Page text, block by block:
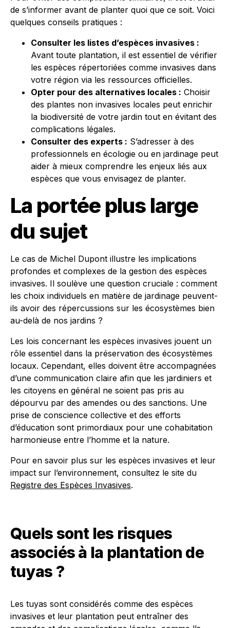
de s’informer avant de planter quoi que ce soit. Voici
quelques conseils pratiques :
Consulter les listes d’espèces invasives :
Avant toute plantation, il est essentiel de vérifier
les espèces répertoriées comme invasives dans
votre région via les ressources officielles.
Opter pour des alternatives locales : Choisir
des plantes non invasives locales peut enrichir
la biodiversité de votre jardin tout en évitant des
complications légales.
Consulter des experts : S’adresser à des
professionnels en écologie ou en jardinage peut
aider à mieux comprendre les enjeux liés aux
espèces que vous envisagez de planter.
La portée plus large
du sujet
Le cas de Michel Dupont illustre les implications
profondes et complexes de la gestion des espèces
invasives. Il soulève une question cruciale : comment
les choix individuels en matière de jardinage peuvent-
ils avoir des répercussions sur les écosystèmes bien
au-delà de nos jardins ?
Les lois concernant les espèces invasives jouent un
rôle essentiel dans la préservation des écosystèmes
locaux. Cependant, elles doivent être accompagnées
d’une communication claire afin que les jardiniers et
les citoyens en général ne soient pas pris au
dépourvu par des amendes ou des sanctions. Une
prise de conscience collective et des efforts
d’éducation sont primordiaux pour une cohabitation
harmonieuse entre l’homme et la nature.
Pour en savoir plus sur les espèces invasives et leur
impact sur l’environnement, consultez le site du
Registre des Espèces Invasives.
Quels sont les risques
associés à la plantation de
tuyas ?
Les tuyas sont considérés comme des espèces
invasives et leur plantation peut entraîner des